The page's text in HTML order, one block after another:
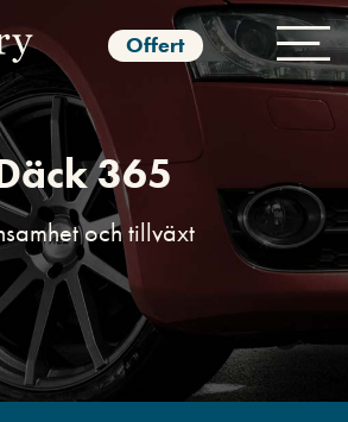
Offert
365
och tillväxt